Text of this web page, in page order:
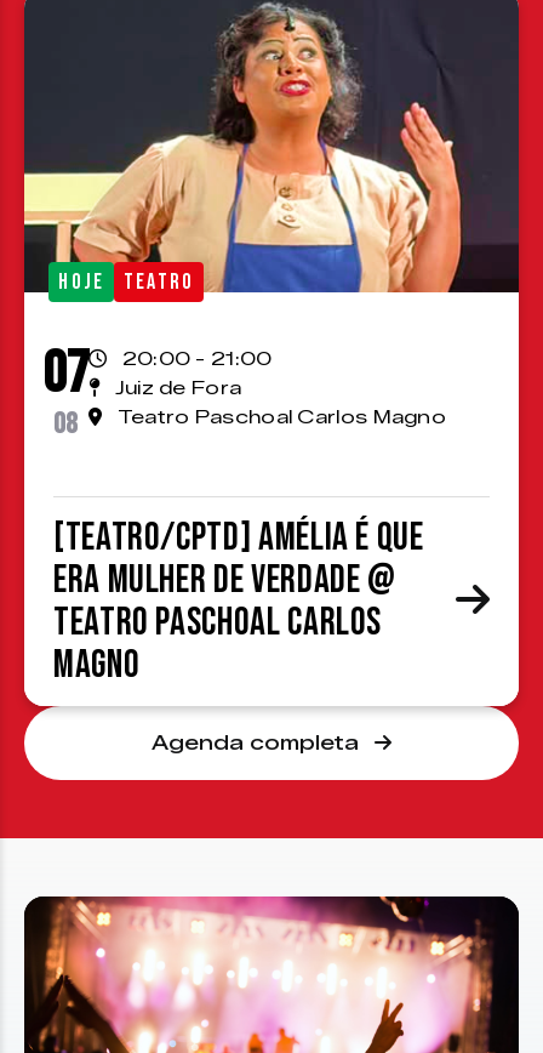
HOJE TEATRO
07
08
20:00 - 21:00
Juiz de Fora
Teatro Paschoal Carlos Magno
[TEATRO/CPTD] Amélia é que
era mulher de verdade @
Teatro Paschoal Carlos
Magno
Agenda completa